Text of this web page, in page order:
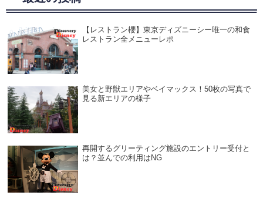
【レストラン櫻】東京ディズニーシー唯一の和食
レストラン全メニューレポ
美女と野獣エリアやベイマックス！50枚の写真で
見る新エリアの様子
再開するグリーティング施設のエントリー受付と
は？並んでの利用はNG